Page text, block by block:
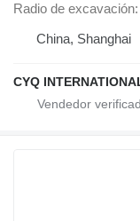
Radio de excavación
China, Shanghai
CYQ